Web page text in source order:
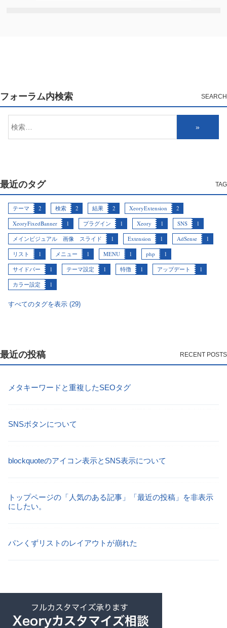
フォーラム内検索
最近のタグ
テーマ 2 検索 2 結果 2 XeoryExtension
2
XeoryFixedBanner
1 プラグイン 1 Xeory 1 SNS
1
メインビジュアル 画像 スライド
1 Extension 1 AdSense
1
リスト
1 メニュー 1 MENU 1 php
1
サイドバー
1 テーマ設定 1 特徴 1 アップデート
1
カラー設定
1
すべてのタグを表示 (29)
最近の投稿
メタキーワードと重複したSEOタグ
SNSボタンについて
blockquoteのアイコン表示とSNS表示について
トップページの「人気のある記事」「最近の投稿」を非表示
にしたい。
パンくずリストのレイアウトが崩れた